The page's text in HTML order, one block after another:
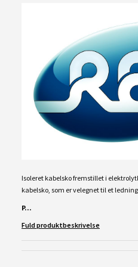
Isoleret kabelsko fremstillet i
kabelsko, som er velegnet til et
P...
Fuld produktbeskrivelse